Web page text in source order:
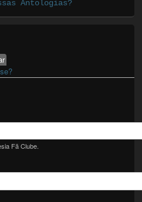
Antologias?
(active tab)
Fã Clube.